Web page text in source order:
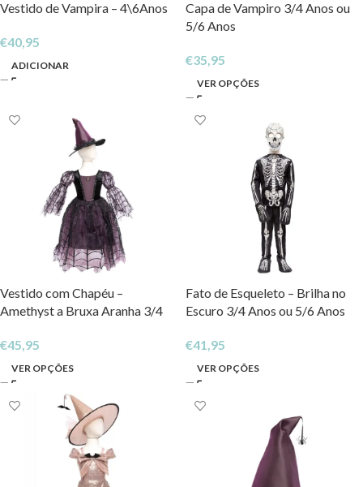
Vestido de Vampira – 4\6Anos
€40,95
ADICIONAR
Capa de Vampiro 3/4 Anos ou
5/6 Anos
€35,95
VER OPÇÕES
Vestido com Chapéu –
Amethyst a Bruxa Aranha 3/4
€45,95
VER OPÇÕES
Fato de Esqueleto – Brilha no
Escuro 3/4 Anos ou 5/6 Anos
€41,95
VER OPÇÕES